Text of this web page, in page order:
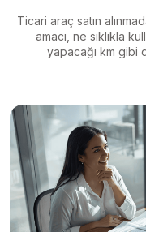
Ticari araç satın
amacı, ne sıklıkla
yapacağı km gibi